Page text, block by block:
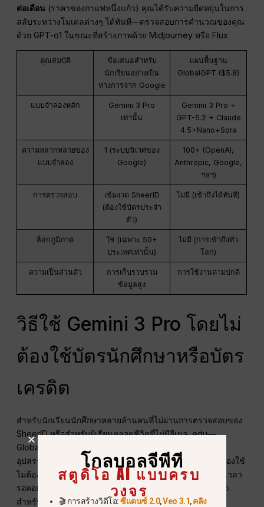
ต่อเดือน (ราคาของกาแฟหนึ่งแก้ว) คุณได้รับความยืดหยุ่นในการ
สลับระหว่างโมเดลต่างๆ ได้ทันที—ตรวจสอบการคำนวณของคุณ
ด้วย GPT-o1 ในขณะที่สร้างภาพด้วย Midjourney หรือ Flux.
คุณสมบัติ
ข้อเสนอสำหรับ
นักเรียนอย่างเป็น
ทางการจาก Google
แผนพื้นฐาน
GlobalGPT ($5.8)
แบบจำลองหลัก
Gemini 3 Pro
เท่านั้น
Gemini 3 Pro +
GPT-5.2 + Claude
4.5+Nano+Sora
ความหลากหลายของ
แบบจำลอง
1 (ระบบนิเวศของ
Google)
100+ (OpenAI,
Anthropic, Google,
ฯลฯ)
การตรวจสอบ
เข้มงวด SheerID
(ต้องใช้บัตรประจำ
ตัว)
ไม่มี (เข้าถึงได้ทันที)
ล็อกภูมิภาค
ใช่ (เฉพาะ 50+
ประเทศเท่านั้น)
ไม่มี (การเข้าถึงทั่ว
โลก)
ความเป็นส่วนตัว
การเก็บรวบรวม
ข้อมูลสูง
การใช้งานตามปกติ
วิธีใช้ Gemini 3 Pro โดยไม่
ต้องใช้บัตรนักศึกษาหรือบัตร
เครดิต
สำหรับนักเรียนนักศึกษาหลายล้านคนที่ไม่ผ่านการตรวจสอบของ
SheerID หรือสำหรับผู้เรียนตลอดชีวิตที่ไม่มีอีเมล .edu—
GlobalGPT คือประตูสู่การเข้าถึงที่เปิดกว้างที่สุด เราได้ขจัด
อุปสรรคในการเริ่มต้น: ไม่ต้องผูกบัตรเครดิตสำหรับการทดลองใช้
ไม่ต้องอัปโหลดเอกสารยืนยันตัวตนที่ซับซ้อน และไม่มีระยะเวลา
รอคอย สิ่งนี้ทำให้เป็น
ทางเลือกที่ดีที่สุดสำหรับ Gemini 3 Pro
สำหรับผู้ที่ถูกกีดกันโดย Google.
โกลบอลจีพีที
สตูดิโอ AI แบบครบ
วงจร
🎬 การสร้างวิดีโอ:ซีแดนซ์ 2.0,Veo 3.1,คลิง